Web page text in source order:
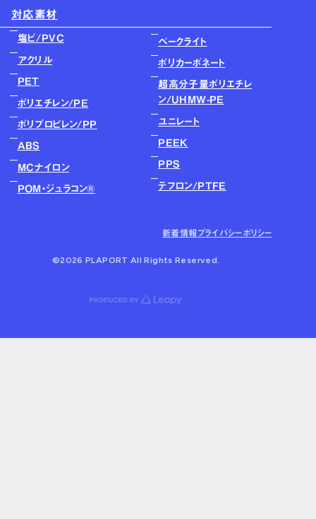
対応素材
塩ビ/PVC
アクリル
PET
ポリエチレン/PE
ポリプロピレン/PP
ABS
MCナイロン
POM・ジュラコン®
ベークライト
ポリカーボネート
超高分子量ポリエチレ
ン/UHMW-PE
ユニレート
PEEK
PPS
テフロン/PTFE
新着情報プライバシーポリシー
©2026 PLAPORT All Rights Reserved.